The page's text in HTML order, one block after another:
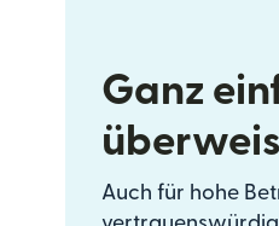
Ganz
Auch für hohe